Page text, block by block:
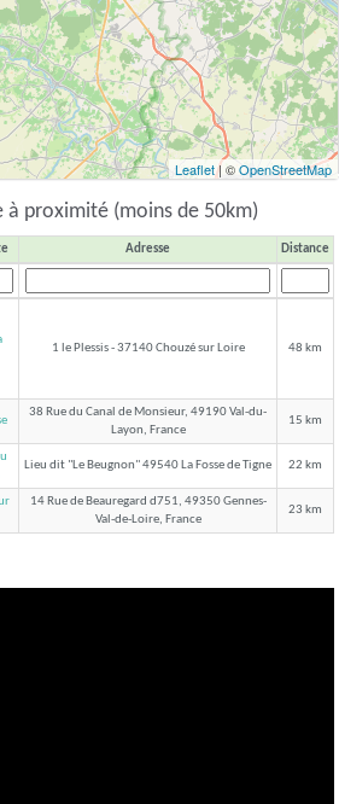
Leaflet| ©OpenStreetMap
à proximité (moins de 50km)
Adresse Distance
1 le Plessis - 37140 Chouzé sur Loire 48 km
38 Rue du Canal de Monsieur, 49190 Val-du-
Layon, France
15 km
Lieu dit "Le Beugnon" 49540 La Fosse de Tigne 22 km
14 Rue de Beauregard d751, 49350 Gennes-
Val-de-Loire, France
23 km